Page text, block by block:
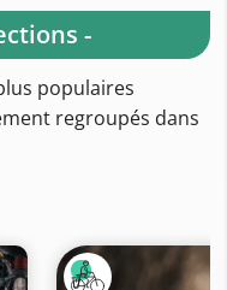
-
populaires
regroupés dans